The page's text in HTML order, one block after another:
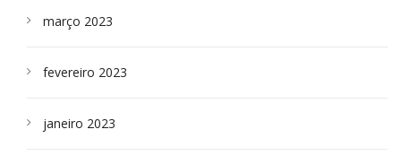
março 2023
fevereiro 2023
janeiro 2023